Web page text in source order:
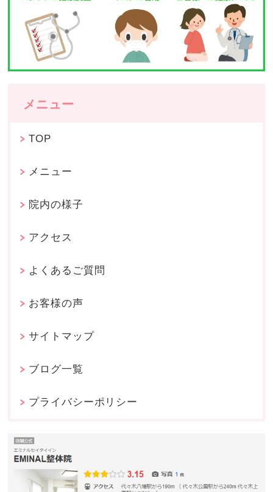
メニュー
TOP
メニュー
院内の様子
アクセス
よくあるご質問
お客様の声
サイトマップ
ブログ一覧
プライバシーポリシー